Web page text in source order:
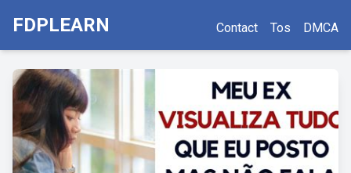
FDPLEARN Contact Tos DMCA